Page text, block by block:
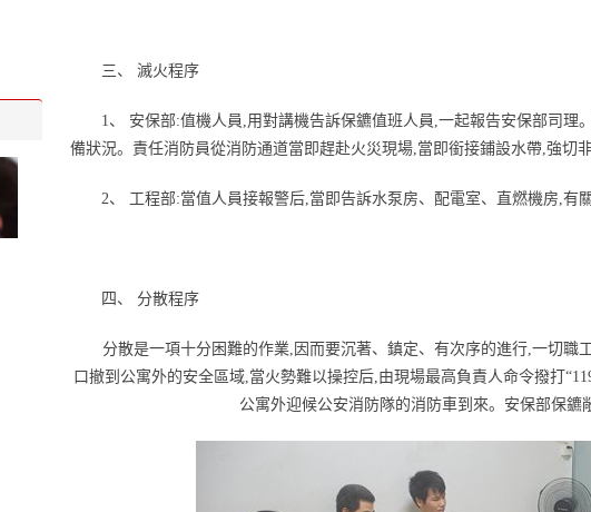
三、 滅火程序
1、 安保部:值機人員,用對講機告訴保鑣值班人員,一起報告安保部司
備狀況。責任消防員從消防通道當即趕赴火災現場,當即銜接鋪設水帶,強切
2、 工程部:當值人員接報警后,當即告訴水泵房、配電室、直燃機房,有
四、 分散程序
分散是一項十分困難的作業,因而要沉著、鎮定、有次序的進行,一切職
口撤到公寓外的安全區域,當火勢難以操控后,由現場最高負責人命令撥打
公寓外迎候公安消防隊的消防車到來。安保部保鑣